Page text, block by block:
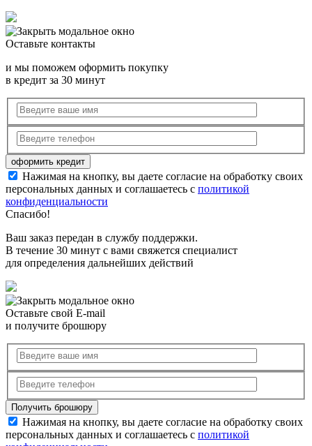
Оставьте контакты
и мы поможем оформить покупку
в кредит за 30 минут
Нажимая на кнопку, вы даете согласие на обработку своих
персональных данных и соглашаетесь с политикой
конфиденциальности
Спасибо!
Ваш заказ передан в службу поддержки.
В течение 30 минут с вами свяжется специалист
для определения дальнейших действий
Оставьте свой E-mail
и получите брошюру
Нажимая на кнопку, вы даете согласие на обработку своих
персональных данных и соглашаетесь с политикой